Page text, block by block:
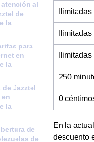
al
de
la
para
en
la
de Jazztel
en
la
de
de
Ilimitadas
Ilimitadas
Ilimitadas
250
0
En la
descuento